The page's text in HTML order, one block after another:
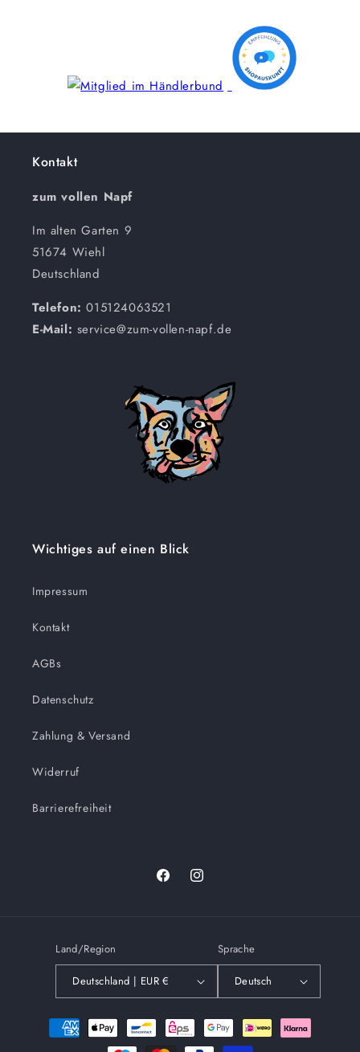
Kontakt
zum vollen Napf
Im alten Garten 9
51674 Wiehl
Deutschland
Telefon:015124063521
E-Mail: service@zum-vollen-napf.de
Wichtiges auf einen Blick
Impressum
Kontakt
AGBs
Datenschutz
Zahlung & Versand
Widerruf
Barrierefreiheit
FacebookInstagram
Land/Region
Deutschland | EUR €
Sprache
Deutsch
Zahlungsmethoden